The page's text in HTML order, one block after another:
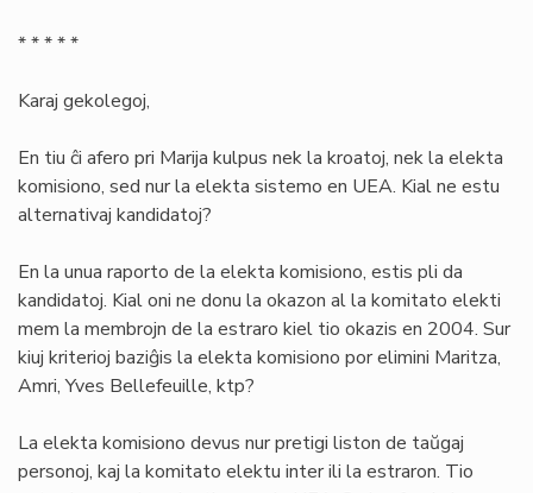
* * * * *
Karaj gekolegoj,
En tiu ĉi afero pri Marija kulpus nek la kroatoj, nek la elekta
komisiono, sed nur la elekta sistemo en UEA. Kial ne estu
alternativaj kandidatoj?
En la unua raporto de la elekta komisiono, estis pli da
kandidatoj. Kial oni ne donu la okazon al la komitato elekti
mem la membrojn de la estraro kiel tio okazis en 2004. Sur
kiuj kriterioj baziĝis la elekta komisiono por elimini Maritza,
Amri, Yves Bellefeuille, ktp?
La elekta komisiono devus nur pretigi liston de taŭgaj
personoj, kaj la komitato elektu inter ili la estraron. Tio